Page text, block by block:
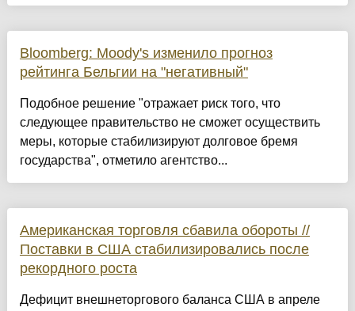
Bloomberg: Moody's изменило прогноз
рейтинга Бельгии на "негативный"
Подобное решение "отражает риск того, что
следующее правительство не сможет осуществить
меры, которые стабилизируют долговое бремя
государства", отметило агентство...
Американская торговля сбавила обороты //
Поставки в США стабилизировались после
рекордного роста
Дефицит внешнеторгового баланса США в апреле